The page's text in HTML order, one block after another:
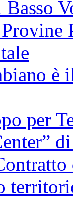
Basso
è
per